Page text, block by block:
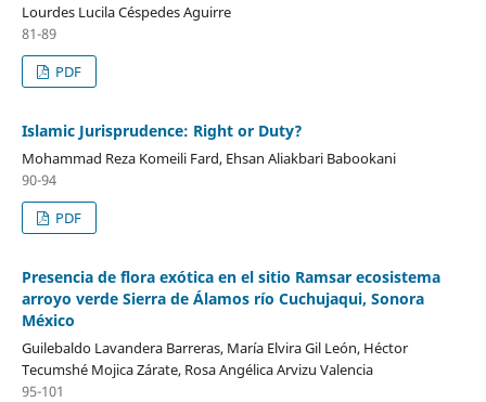
Lourdes Lucila Céspedes Aguirre
81-89
PDF
Islamic Jurisprudence: Right or Duty?
Mohammad Reza Komeili Fard, Ehsan Aliakbari Babookani
90-94
PDF
Presencia de flora exótica en el sitio Ramsar ecosistema
arroyo verde Sierra de Álamos río Cuchujaqui, Sonora
México
Guilebaldo Lavandera Barreras, María Elvira Gil León, Héctor
Tecumshé Mojica Zárate, Rosa Angélica Arvizu Valencia
95-101